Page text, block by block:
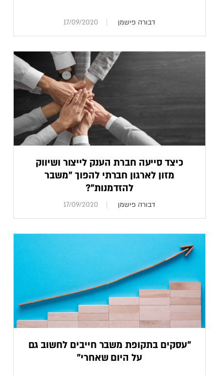
דבורה פישמן 17/09/2020
כיצד סייעה חברת הענק לייצור ושיווק
מזון לארגון חברתי להפוך "משבר
להזדמנות"?
דבורה פישמן 17/09/2020
"עסקים בתקופת משבר חייבים לחשוב גם
על היום שאחרי"